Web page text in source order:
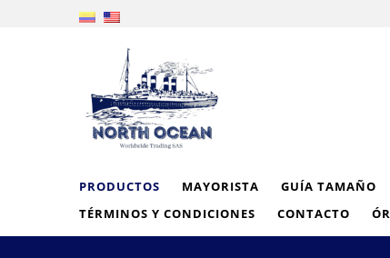
PRODUCTOS MAYORISTA GUÍA TAMAÑO
TÉRMINOS Y CONDICIONES
CONTACTO